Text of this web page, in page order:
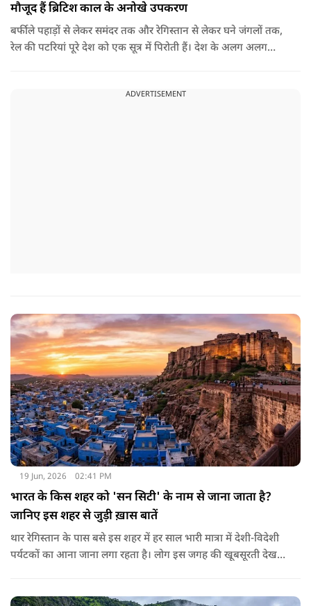
मौजूद हैं ब्रिटिश काल के अनोखे उपकरण
बर्फीले पहाड़ों से लेकर समंदर तक और रेगिस्तान से लेकर घने जंगलों तक,
रेल की पटरियां पूरे देश को एक सूत्र में पिरोती हैं। देश के अलग अलग
दक्षिणी रेलवे स्टेशन कन्याकुमारी रेलवे स्टेशन है। इसके अलावा सबसे
ADVERTISEMENT
19 Jun, 2026 02:41 PM
भारत के किस शहर को 'सन सिटी' के नाम से जाना जाता है?
जानिए इस शहर से जुड़ी ख़ास बातें
थार रेगिस्तान के पास बसे इस शहर में हर साल भारी मात्रा में देशी-विदेशी
पर्यटकों का आना जाना लगा रहता है। लोग इस जगह की खूबसूरती देखने